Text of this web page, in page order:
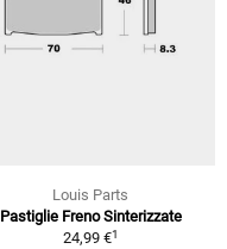
Louis Parts
Pastiglie Freno Sinterizzate
24,99 €1